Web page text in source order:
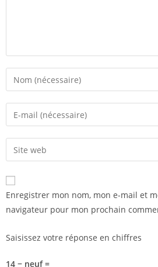
Enregistrer mon nom, mon e-mail et
navigateur pour mon prochain
Saisissez votre réponse en chiffres
14 − neuf =